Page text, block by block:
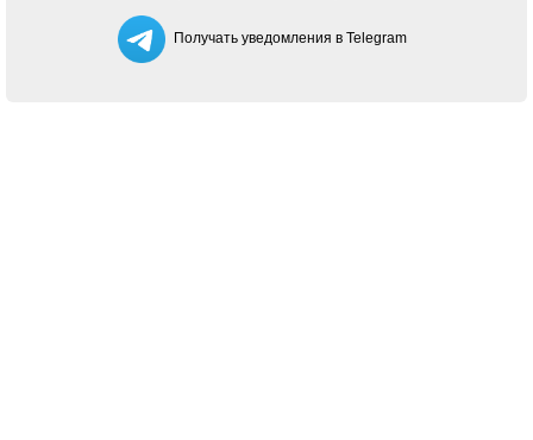
Получать уведомления в Telegram